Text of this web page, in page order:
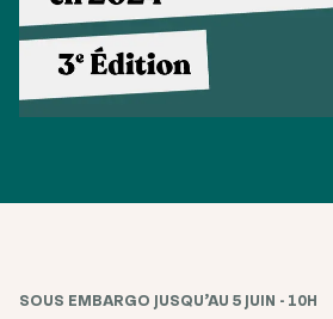
SOUS EMBARGO JUSQU’AU 5 JUIN - 10H